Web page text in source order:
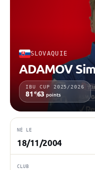
SLOVAQUIE
ADAMOV
IBU CUP 2025/2026
81 e63 points
NÉ LE
18/11/2004
CLUB